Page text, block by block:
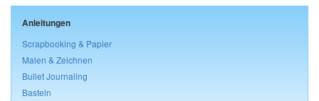
Anleitungen
Scrapbooking & Papier
Malen & Zeichnen
Bullet Journaling
Basteln